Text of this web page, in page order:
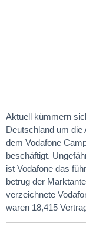
Aktuell kümmern
Deutschland um die
dem Vodafone
beschäftigt.
ist Vodafone das
betrug der
verzeichnete
waren 18,415